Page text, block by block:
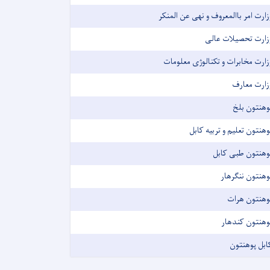
امر باالمعروف و نهی عن المنکر
تحصیلات عالی
مخابرات و تکنالوژی معلومات
معارف
بلخ
تعلیم و تربیه کابل
طبی کابل
ننگرهار
هرات
کندهار
پوهنتون